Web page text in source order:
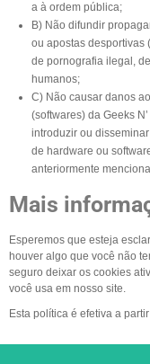
a à ordem pública;
B) Não difundir
ou apostas desportivas
de pornografia ilegal,
humanos;
C) Não causar danos
(softwares) da Geeks
introduzir ou
de hardware ou
anteriormente
Mais
Esperemos que esteja
houver algo que você não
seguro deixar os cookies
você usa em nosso site.
Esta política é efetiva a